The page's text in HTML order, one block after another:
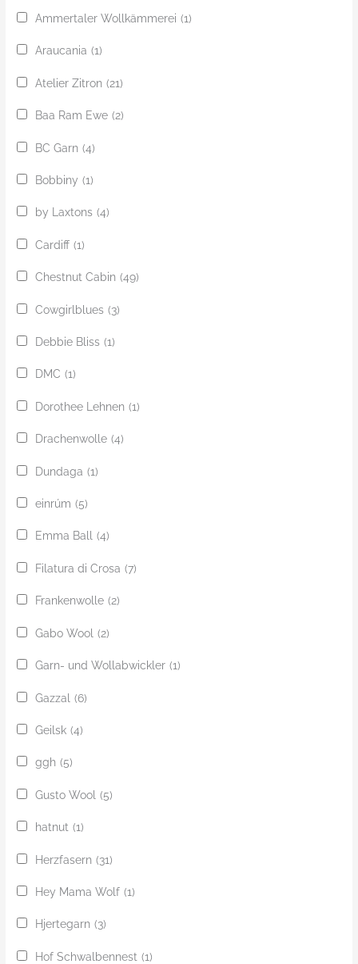
Ammertaler Wollkämmerei (1)
Araucania (1)
Atelier Zitron (21)
Baa Ram Ewe (2)
BC Garn (4)
Bobbiny (1)
by Laxtons (4)
Cardiff (1)
Chestnut Cabin (49)
Cowgirlblues (3)
Debbie Bliss (1)
DMC (1)
Dorothee Lehnen (1)
Drachenwolle (4)
Dundaga (1)
einrúm (5)
Emma Ball (4)
Filatura di Crosa (7)
Frankenwolle (2)
Gabo Wool (2)
Garn- und Wollabwickler (1)
Gazzal (6)
Geilsk (4)
ggh (5)
Gusto Wool (5)
hatnut (1)
Herzfasern (31)
Hey Mama Wolf (1)
Hjertegarn (3)
Hof Schwalbennest (1)